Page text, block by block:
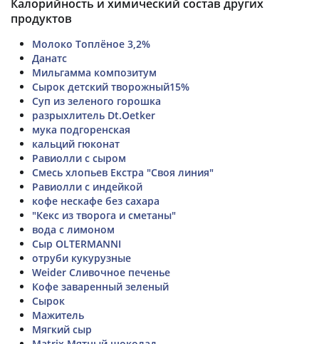
Калорийность и химический состав других
продуктов
Молоко Топлёное 3,2%
Данатс
Мильгамма композитум
Сырок детский творожный15%
Суп из зеленого горошка
разрыхлитель Dt.Oetker
мука подгоренская
кальций гюконат
Равиолли с сыром
Смесь хлопьев Екстра "Своя линия"
Равиолли с индейкой
кофе нескафе без сахара
"Кекс из творога и сметаны"
вода с лимоном
Сыр OLTERMANNI
отруби кукурузные
Weider Сливочное печенье
Кофе заваренный зеленый
Сырок
Мажитель
Мягкий сыр